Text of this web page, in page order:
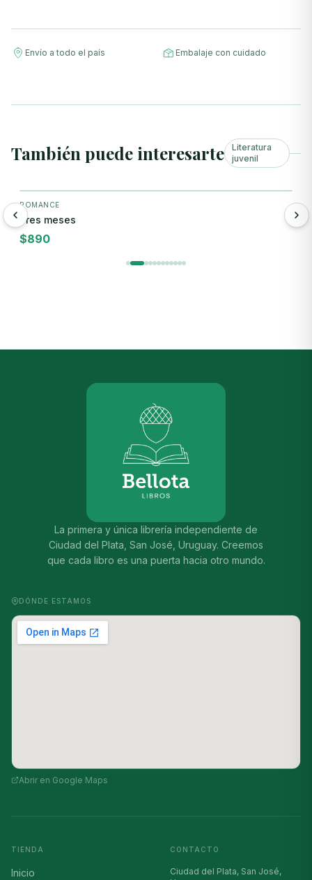
Envío a todo el país Embalaje con cuidado
También puede interesarte
Literatura
juvenil
ROMANCE
Tres meses
$890
La primera y única librería independiente de
Ciudad del Plata, San José, Uruguay. Creemos
que cada libro es una puerta hacia otro mundo.
DÓNDE ESTAMOS
Abrir en Google Maps
TIENDA
Inicio
CONTACTO
Ciudad del Plata, San José,